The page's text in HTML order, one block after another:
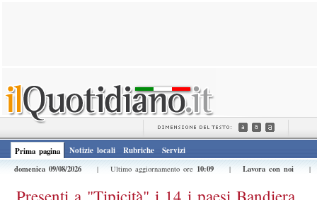
Prima pagina Notizie locali Rubriche
Servizi
domenica 09/08/2026
| Ultimo aggiornamento ore 10:09 | Lavora con noi
Presenti a "Tipicità" i 14 i paesi Bandiera